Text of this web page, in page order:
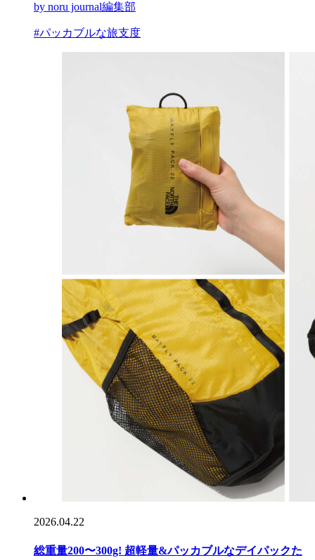
by noru journal編集部
#パッカブルな旅支度
2026.04.22
総重量200〜300g! 超軽量&パッカブルなデイパックた